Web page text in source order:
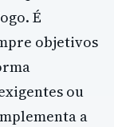
É
objetivos
ou
a